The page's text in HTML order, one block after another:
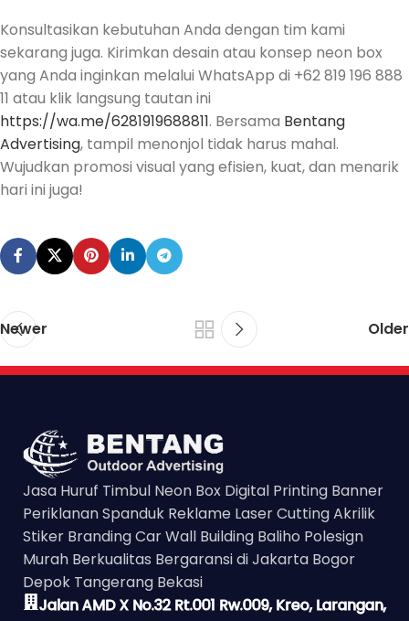
Konsultasikan kebutuhan Anda dengan tim kami
sekarang juga. Kirimkan desain atau konsep neon box
yang Anda inginkan melalui WhatsApp di +62 819 196 888
11 atau klik langsung tautan ini
https://wa.me/6281919688811. Bersama Bentang
Advertising, tampil menonjol tidak harus mahal.
Wujudkan promosi visual yang efisien, kuat, dan menarik
hari ini juga!
Newer Older
Jasa Huruf Timbul Neon Box Digital Printing Banner
Periklanan Spanduk Reklame Laser Cutting Akrilik
Stiker Branding Car Wall Building Baliho Polesign
Murah Berkualitas Bergaransi di Jakarta Bogor
Depok Tangerang Bekasi
Jalan AMD X No.32 Rt.001 Rw.009, Kreo, Larangan,